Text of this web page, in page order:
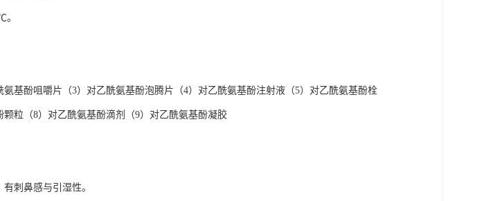
。
氨基酚咀嚼片（3）对乙酰氨基酚泡腾片（4）对乙酰氨基酚注射液（5）对乙酰氨基酚栓
颗粒（8）对乙酰氨基酚滴剂（9）对乙酰氨基酚凝胶
刺鼻感与引湿性。